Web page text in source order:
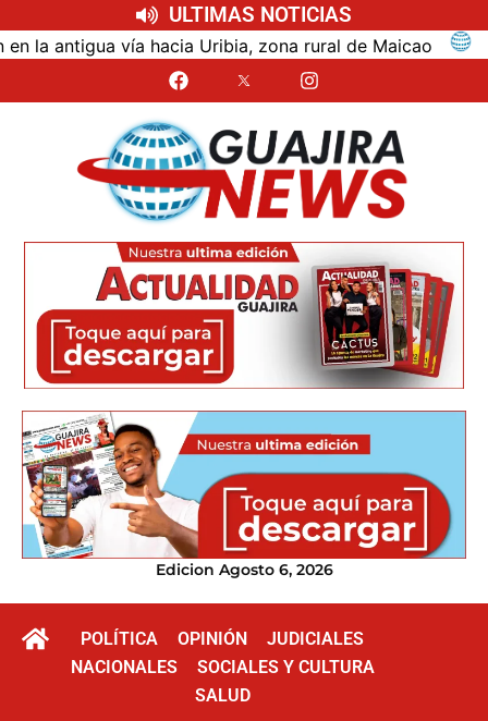
ULTIMAS NOTICIAS
vía hacia Uribia, zona rural de Maicao
Edicion Agosto 6, 2026
POLÍTICA OPINIÓN
JUDICIALES
NACIONALES
SOCIALES Y CULTURA
SALUD